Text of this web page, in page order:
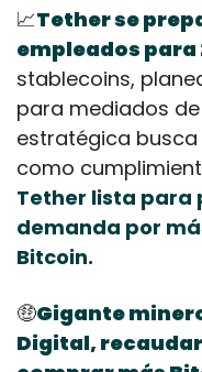
📈Tether se
empleados para
stablecoins,
para mediados
estratégica
como
Tether lista para
demanda por
Bitcoin.
🤑Gigante
Digital,